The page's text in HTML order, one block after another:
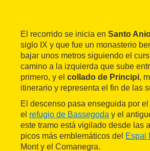
El recorrido se inicia en Santo
siglo IX y que fue un monasterio
bajar unos metros siguiendo el
camino a la izquierda que sube
primero, y el collado de Principi,
itinerario y representa el fin de las
El descenso pasa enseguida por el
el refugio de Bassegoda y el
este tramo está vigilado desde las
picos más emblemáticos del Espai
Mont y el Comanegra.